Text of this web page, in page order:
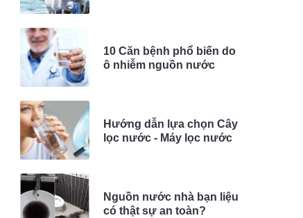
10 Căn bệnh phổ biến do
ô nhiễm nguồn nước
Hướng dẫn lựa chọn Cây
lọc nước - Máy lọc nước
Nguồn nước nhà bạn liệu
có thật sự an toàn?